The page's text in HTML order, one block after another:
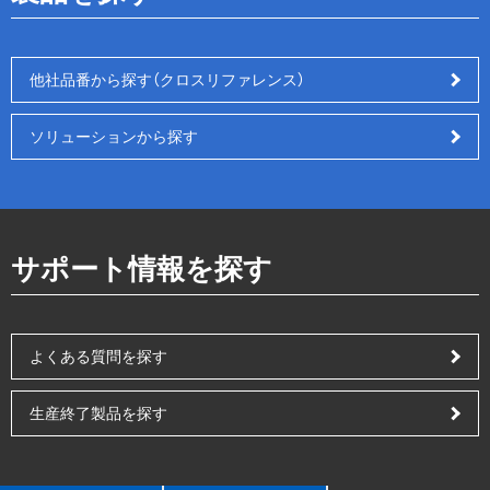
他社品番から探す（クロスリファレンス）
ソリューションから探す
サポート情報を探す
よくある質問を探す
生産終了製品を探す